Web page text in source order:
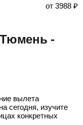
от 3988 ₽
Тюмень -
вылета
сегодня, изучите
конкретных